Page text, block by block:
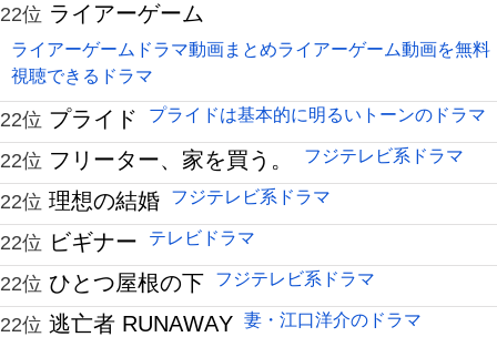
22位 ライアーゲーム
ライアーゲームドラマ動画まとめライアーゲーム動画を無料
視聴できるドラマ
22位 プライド プライドは基本的に明るいトーンのドラマ
22位 フリーター、家を買う。 フジテレビ系ドラマ
22位 理想の結婚 フジテレビ系ドラマ
22位 ビギナー テレビドラマ
22位 ひとつ屋根の下 フジテレビ系ドラマ
22位 逃亡者 RUNAWAY 妻・江口洋介のドラマ